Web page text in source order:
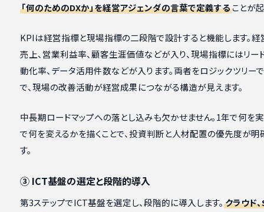
「何のためのDXか」を経営アジェンダの言葉で定義することが
KPIは経営指標と現場指標の二段階で設計すると機能します。
売上、営業利益率、顧客生涯価値などが入り、現場指標にはリー
動化率、データ活用件数などが入ります。両者をロジックツリー
で、現場の改善活動が経営成果につながる構造が見えます。
中長期ロードマップへの落とし込みも欠かせません。1年で何を
で何を変えるかを描くことで、投資判断と人材配置の優先度が明
す。
③ ICT基盤の選定と段階的導入
第3ステップでICT基盤を選定し、段階的に導入します。 クラウド